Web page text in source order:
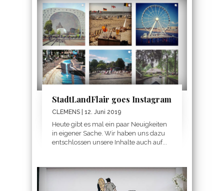
StadtLandFlair goes Instagram
CLEMENS | 12. Juni 2019
Heute gibt es mal ein paar Neuigkeiten
in eigener Sache. Wir haben uns dazu
entschlossen unsere Inhalte auch auf...